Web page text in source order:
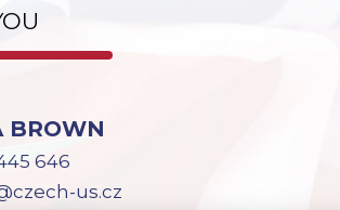
BROWN
646
us.cz